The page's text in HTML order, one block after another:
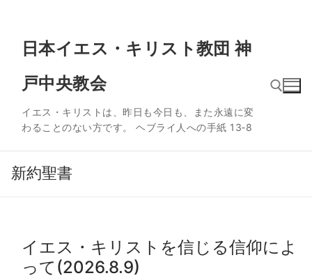
日本イエス・キリスト教団 神
戸中央教会
イエス・キリストは、昨日も今日も、また永遠に変
わることのない方です。 ヘブライ人への手紙 13‐8
新約聖書
イエス・キリストを信じる信仰によ
って(2026.8.9)